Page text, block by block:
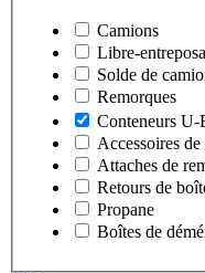
Camions
Libre-
Solde de
Remorques
Conteneurs U-
Accessoires
Attaches de
Retours de
Propane
Boîtes de